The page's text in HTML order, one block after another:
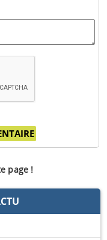
page !